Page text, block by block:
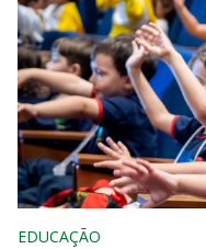
EDUCAÇÃO